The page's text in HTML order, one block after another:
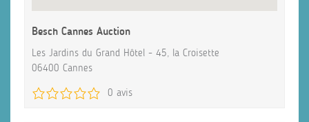
Besch Cannes Auction
Les Jardins du Grand Hôtel - 45, la Croisette
06400 Cannes
0 avis